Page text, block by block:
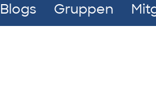
Blogs Gruppen